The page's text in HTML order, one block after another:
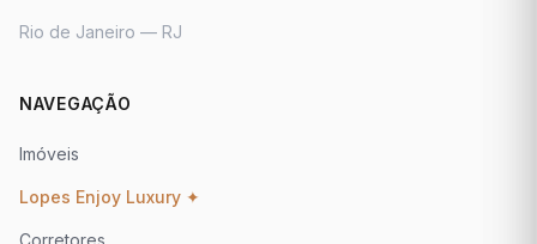
Rio de Janeiro — RJ
NAVEGAÇÃO
Imóveis
Lopes Enjoy Luxury ✦
Corretores